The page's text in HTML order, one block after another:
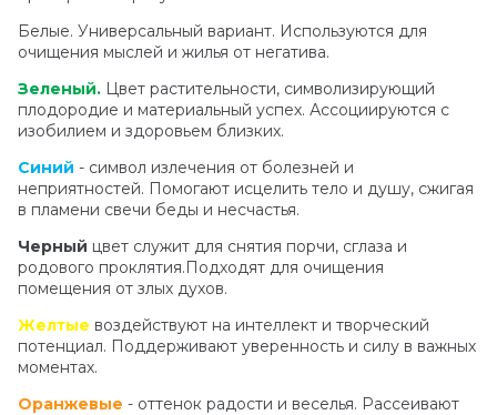
Белые. Универсальный вариант. Используются для
очищения мыслей и жилья от негатива.
Зеленый. Цвет растительности, символизирующий
плодородие и материальный успех. Ассоциируются с
изобилием и здоровьем близких.
Синий - символ излечения от болезней и
неприятностей. Помогают исцелить тело и душу, сжигая
в пламени свечи беды и несчастья.
Черный цвет служит для снятия порчи, сглаза и
родового проклятия.Подходят для очищения
помещения от злых духов.
Желтые воздействуют на интеллект и творческий
потенциал. Поддерживают уверенность и силу в важных
моментах.
Оранжевые - оттенок радости и веселья. Рассеивают